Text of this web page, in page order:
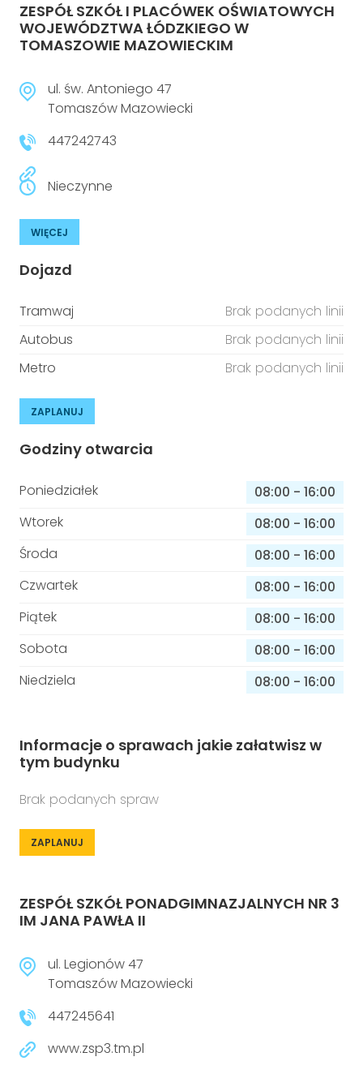
ZESPÓŁ SZKÓŁ I PLACÓWEK OŚWIATOWYCH
WOJEWÓDZTWA ŁÓDZKIEGO W
TOMASZOWIE MAZOWIECKIM
ul. św. Antoniego 47
Tomaszów Mazowiecki
447242743
Nieczynne
WIĘCEJ
Dojazd
Tramwaj
Brak podanych linii
Autobus
Brak podanych linii
Metro
Brak podanych linii
ZAPLANUJ
Godziny otwarcia
Poniedziałek 08:00 - 16:00
Wtorek
08:00 - 16:00
Środa
08:00 - 16:00
Czwartek
08:00 - 16:00
Piątek
08:00 - 16:00
Sobota
08:00 - 16:00
Niedziela
08:00 - 16:00
Informacje o sprawach jakie załatwisz w
tym budynku
Brak podanych spraw
ZAPLANUJ
ZESPÓŁ SZKÓŁ PONADGIMNAZJALNYCH NR 3
IM JANA PAWŁA II
ul. Legionów 47
Tomaszów Mazowiecki
447245641
www.zsp3.tm.pl